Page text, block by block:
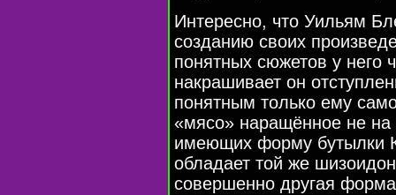
Интересно, что Уильям
созданию своих
понятных сюжетов у него
накрашивает он
понятным только ему
«мясо» наращённое не на
имеющих форму бутылки
обладает той же
совершенно другая